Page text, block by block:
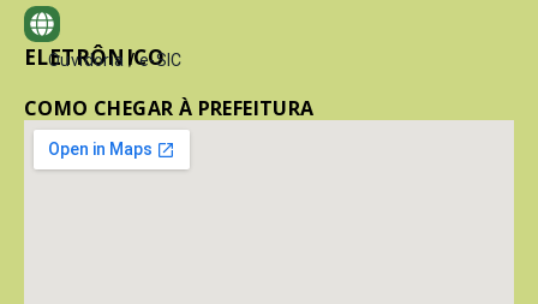
ELETRÔNICO
Ouvidoria / e-SIC
COMO CHEGAR À PREFEITURA